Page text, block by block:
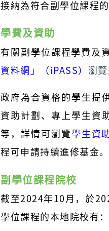
接納為符合副學位課程的
學費及資助
有關副學位課程學費及
資料網」（iPASS） 瀏覽
政府為合資格的學生提
資助計劃、專上學生資
等，詳情可瀏覽 學生資
程可申請持續進修基金。
副學位課程院校
截至2024年10月，於
學位課程的本地院校有：